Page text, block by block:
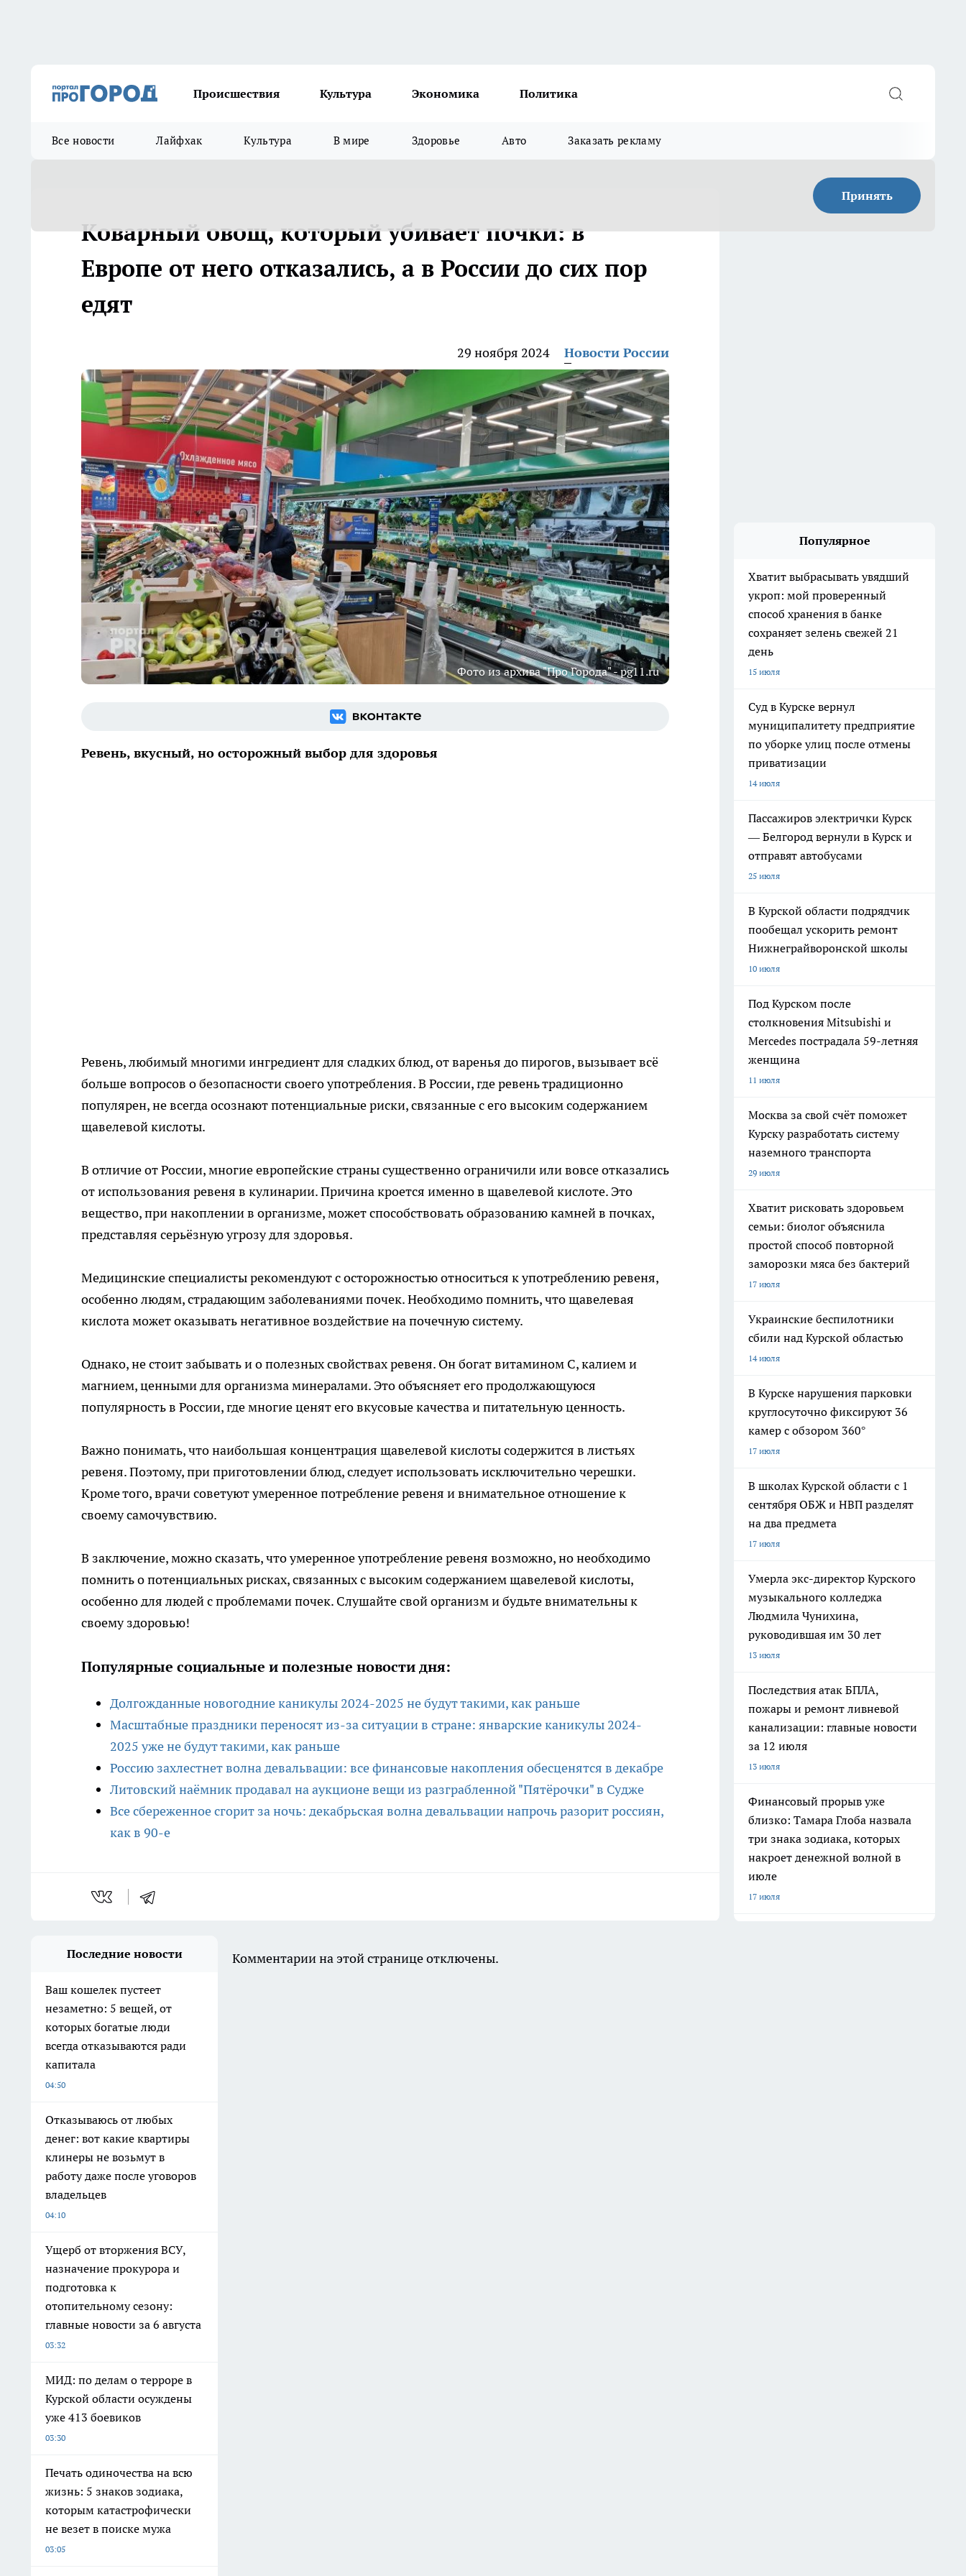
Происшествия Культура Экономика Политика
Все новости Лайфхак Культура В мире Здоровье Авто Заказать рекламу
Принять
Коварный овощ, который убивает почки: в
Европе от него отказались, а в России до сих пор
едят
29 ноября 2024 Новости России
Фото из архива "Про Города" - pg11.ru
Ревень, вкусный, но осторожный выбор для здоровья
Ревень, любимый многими ингредиент для сладких блюд, от варенья до пирогов, вызывает всё
больше вопросов о безопасности своего употребления. В России, где ревень традиционно
популярен, не всегда осознают потенциальные риски, связанные с его высоким содержанием
щавелевой кислоты.
В отличие от России, многие европейские страны существенно ограничили или вовсе отказались
от использования ревеня в кулинарии. Причина кроется именно в щавелевой кислоте. Это
вещество, при накоплении в организме, может способствовать образованию камней в почках,
представляя серьёзную угрозу для здоровья.
Медицинские специалисты рекомендуют с осторожностью относиться к употреблению ревеня,
особенно людям, страдающим заболеваниями почек. Необходимо помнить, что щавелевая
кислота может оказывать негативное воздействие на почечную систему.
Однако, не стоит забывать и о полезных свойствах ревеня. Он богат витамином С, калием и
магнием, ценными для организма минералами. Это объясняет его продолжающуюся
популярность в России, где многие ценят его вкусовые качества и питательную ценность.
Важно понимать, что наибольшая концентрация щавелевой кислоты содержится в листьях
ревеня. Поэтому, при приготовлении блюд, следует использовать исключительно черешки.
Кроме того, врачи советуют умеренное потребление ревеня и внимательное отношение к
своему самочувствию.
В заключение, можно сказать, что умеренное употребление ревеня возможно, но необходимо
помнить о потенциальных рисках, связанных с высоким содержанием щавелевой кислоты,
особенно для людей с проблемами почек. Слушайте свой организм и будьте внимательны к
своему здоровью!
Популярные социальные и полезные новости дня:
Долгожданные новогодние каникулы 2024-2025 не будут такими, как раньше
Масштабные праздники переносят из-за ситуации в стране: январские каникулы 2024-
2025 уже не будут такими, как раньше
Россию захлестнет волна девальвации: все финансовые накопления обесценятся в декабре
Литовский наёмник продавал на аукционе вещи из разграбленной "Пятёрочки" в Судже
Все сбереженное сгорит за ночь: декабрьская волна девальвации напрочь разорит россиян,
как в 90-е
Популярное
Хватит выбрасывать увядший
укроп: мой проверенный
способ хранения в банке
сохраняет зелень свежей 21
день
15 июля
Суд в Курске вернул
муниципалитету предприятие
по уборке улиц после отмены
приватизации
14 июля
Пассажиров электрички Курск
— Белгород вернули в Курск и
отправят автобусами
25 июля
В Курской области подрядчик
пообещал ускорить ремонт
Нижнеграйворонской школы
10 июля
Под Курском после
столкновения Mitsubishi и
Mercedes пострадала 59-летняя
женщина
11 июля
Москва за свой счёт поможет
Курску разработать систему
наземного транспорта
29 июля
Хватит рисковать здоровьем
семьи: биолог объяснила
простой способ повторной
заморозки мяса без бактерий
17 июля
Украинские беспилотники
сбили над Курской областью
14 июля
В Курске нарушения парковки
круглосуточно фиксируют 36
камер с обзором 360°
17 июля
В школах Курской области с 1
сентября ОБЖ и НВП разделят
на два предмета
17 июля
Умерла экс-директор Курского
музыкального колледжа
Людмила Чунихина,
руководившая им 30 лет
13 июля
Последствия атак БПЛА,
пожары и ремонт ливневой
канализации: главные новости
за 12 июля
13 июля
Финансовый прорыв уже
близко: Тамара Глоба назвала
три знака зодиака, которых
накроет денежной волной в
июле
17 июля
Последние новости
Ваш кошелек пустеет
незаметно: 5 вещей, от
которых богатые люди
всегда отказываются ради
капитала
04:50
Отказываюсь от любых
денег: вот какие квартиры
клинеры не возьмут в
работу даже после уговоров
владельцев
04:10
Ущерб от вторжения ВСУ,
назначение прокурора и
подготовка к
отопительному сезону:
главные новости за 6 августа
03:32
МИД: по делам о терроре в
Курской области осуждены
уже 413 боевиков
03:30
Печать одиночества на всю
жизнь: 5 знаков зодиака,
которым катастрофически
не везет в поиске мужа
03:05
Комментарии на этой странице отключены.